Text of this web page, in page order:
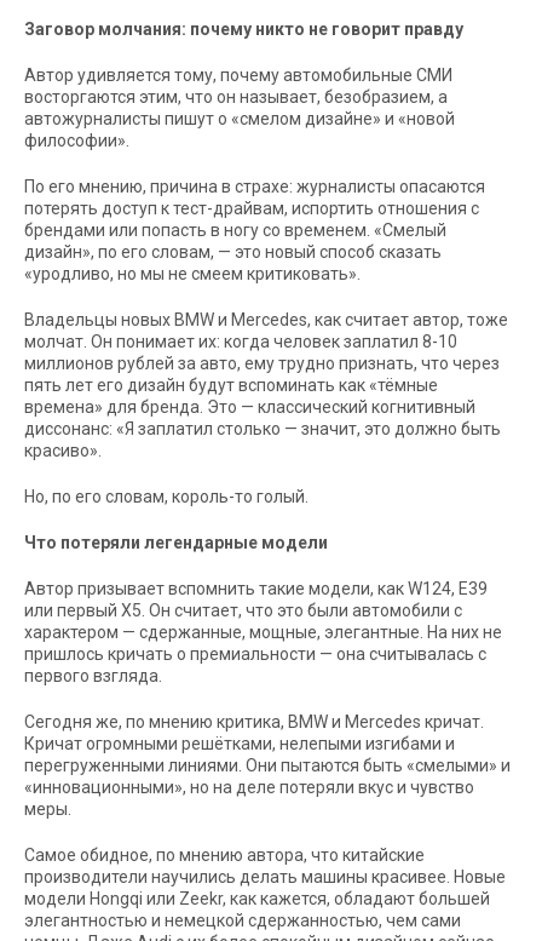
Заговор молчания: почему никто не говорит правду
Автор удивляется тому, почему автомобильные СМИ
восторгаются этим, что он называет, безобразием, а
автожурналисты пишут о «смелом дизайне» и «новой
философии».
По его мнению, причина в страхе: журналисты опасаются
потерять доступ к тест-драйвам, испортить отношения с
брендами или попасть в ногу со временем. «Смелый
дизайн», по его словам, — это новый способ сказать
«уродливо, но мы не смеем критиковать».
Владельцы новых BMW и Mercedes, как считает автор, тоже
молчат. Он понимает их: когда человек заплатил 8-10
миллионов рублей за авто, ему трудно признать, что через
пять лет его дизайн будут вспоминать как «тёмные
времена» для бренда. Это — классический когнитивный
диссонанс: «Я заплатил столько — значит, это должно быть
красиво».
Но, по его словам, король-то голый.
Что потеряли легендарные модели
Автор призывает вспомнить такие модели, как W124, E39
или первый X5. Он считает, что это были автомобили с
характером — сдержанные, мощные, элегантные. На них не
пришлось кричать о премиальности — она считывалась с
первого взгляда.
Сегодня же, по мнению критика, BMW и Mercedes кричат.
Кричат огромными решётками, нелепыми изгибами и
перегруженными линиями. Они пытаются быть «смелыми» и
«инновационными», но на деле потеряли вкус и чувство
меры.
Самое обидное, по мнению автора, что китайские
производители научились делать машины красивее. Новые
модели Hongqi или Zeekr, как кажется, обладают большей
элегантностью и немецкой сдержанностью, чем сами